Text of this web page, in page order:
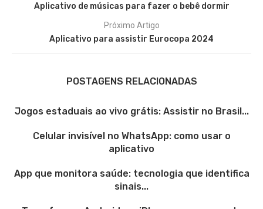
Aplicativo de músicas para fazer o bebê dormir
Próximo Artigo
Aplicativo para assistir Eurocopa 2024
POSTAGENS RELACIONADAS
Jogos estaduais ao vivo grátis: Assistir no Brasil...
Celular invisível no WhatsApp: como usar o
aplicativo
App que monitora saúde: tecnologia que identifica
sinais...